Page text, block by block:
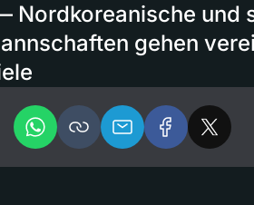
Nordkoreanische und
gehen